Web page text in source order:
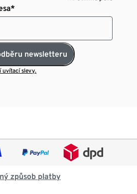
newsletteru
slevy.
způsob platby